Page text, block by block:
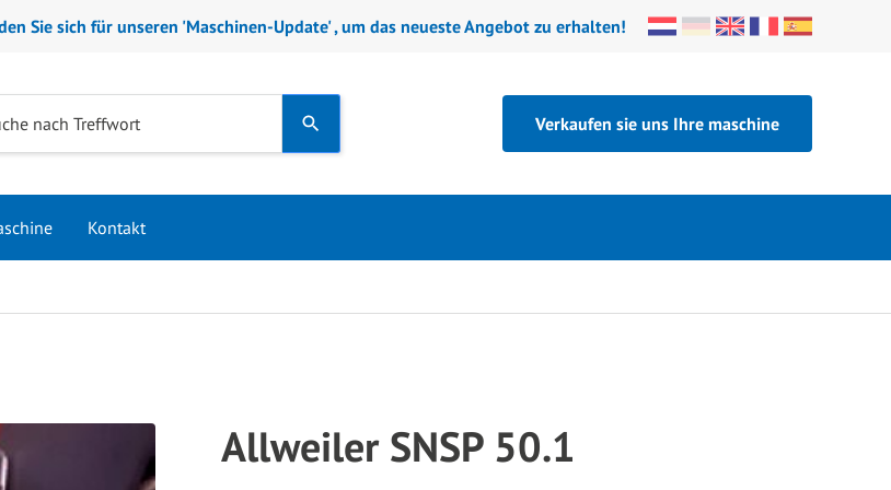
Sie sich für unseren 'Maschinen-Update' , um das neueste Angebot zu erhalten!
nach Treffwort
and
arrows
to
Verkaufen sie uns Ihre maschine
Kontakt
Allweiler SNSP 50.1